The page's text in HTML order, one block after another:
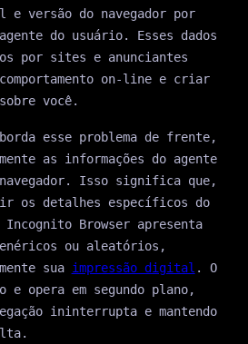
e versão do navegador por
do usuário. Esses dados
por sites e anunciantes
on-line e criar
você.
esse problema de frente,
as informações do agente
Isso significa que,
os detalhes específicos do
Browser apresenta
ou aleatórios,
sua impressão digital . O
e opera em segundo plano,
ininterrupta e mantendo